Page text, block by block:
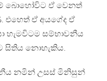
බොහෝවිට ඒ වෙනත්
එහෙත් ඒ අයගේද ඒ
හැමවිටම සම්භාවනීය
සිතිය නොහැකිය.
නමින් උසස් මිනිසුන්